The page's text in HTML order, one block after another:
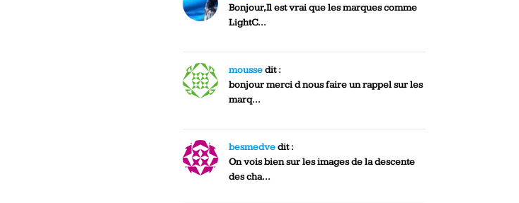
Bonjour,Il est vrai que les marques comme
LightC...
moussedit :
bonjour merci d nous faire un rappel sur les
marq...
besmedvedit :
On vois bien sur les images de la descente
des cha...